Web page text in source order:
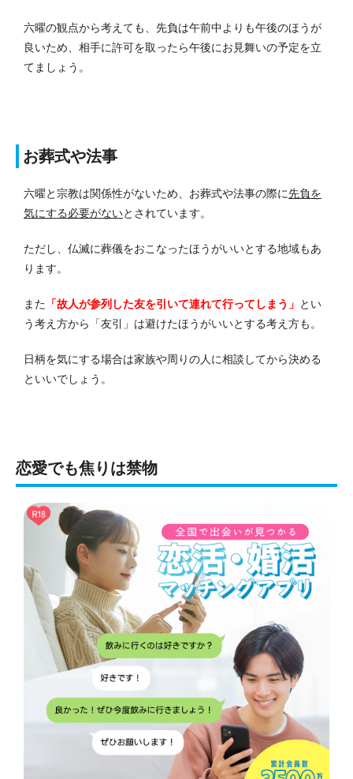
六曜の観点から考えても、先負は午前中よりも午後のほうが
良いため、相手に許可を取ったら午後にお見舞いの予定を立
てましょう。
お葬式や法事
六曜と宗教は関係性がないため、お葬式や法事の際に先負を
気にする必要がないとされています。
ただし、仏滅に葬儀をおこなったほうがいいとする地域もあ
ります。
また 「故人が参列した友を引いて連れて行ってしまう」 とい
う考え方から「友引」は避けたほうがいいとする考え方も。
日柄を気にする場合は家族や周りの人に相談してから決める
といいでしょう。
恋愛でも焦りは禁物